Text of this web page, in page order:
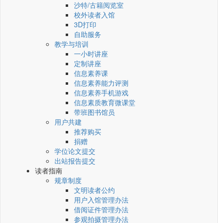
沙特/古籍阅览室
校外读者入馆
3D打印
自助服务
教学与培训
一小时讲座
定制讲座
信息素养课
信息素养能力评测
信息素养手机游戏
信息素质教育微课堂
带班图书馆员
用户共建
推荐购买
捐赠
学位论文提交
出站报告提交
读者指南
规章制度
文明读者公约
用户入馆管理办法
借阅证件管理办法
参观拍摄管理办法